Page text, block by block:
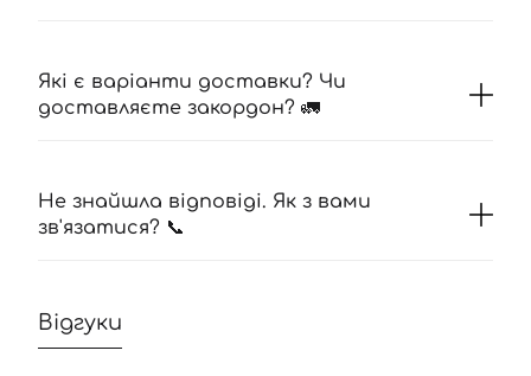
Які є варіанти доставки? Чи
доставляєте закордон? 🚛
Не знайшла відповіді. Як з вами
зв'язатися? 📞
Відгуки